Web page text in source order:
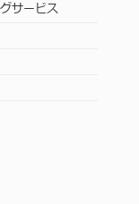
サービス